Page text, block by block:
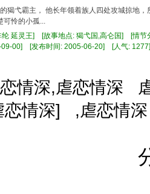
猲弋霸主， 他长年领着族人四处攻城掠地
怜的小孤...
纶 延灵王] [故事地点: 猲弋国,高仑国] [情节
09-00] [发布时间: 2005-06-20] [人气:
情深,虐恋情深
恋情深] ,虐恋情深